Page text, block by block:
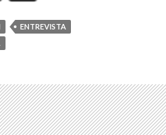
ENTREVISTA